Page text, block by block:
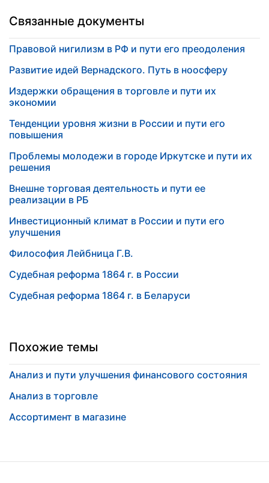
Связанные документы
Правовой нигилизм в РФ и пути его преодоления
Развитие идей Вернадского. Путь в ноосферу
Издержки обращения в торговле и пути их
экономии
Тенденции уровня жизни в России и пути его
повышения
Проблемы молодежи в городе Иркутске и пути их
решения
Внешне торговая деятельность и пути ее
реализации в РБ
Инвестиционный климат в России и пути его
улучшения
Философия Лейбница Г.В.
Судебная реформа 1864 г. в России
Судебная реформа 1864 г. в Беларуси
Похожие темы
Анализ и пути улучшения финансового состояния
Анализ в торговле
Ассортимент в магазине